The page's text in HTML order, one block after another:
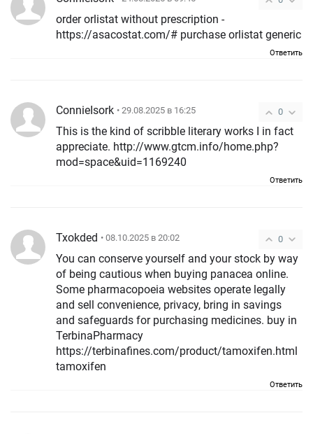
order orlistat without prescription -
https://asacostat.com/# purchase orlistat generic
Ответить
0
ConnieIsork • 29.08.2025 в 16:25
This is the kind of scribble literary works I in fact
appreciate. http://www.gtcm.info/home.php?
mod=space&uid=1169240
Ответить
0
Txokded • 08.10.2025 в 20:02
You can conserve yourself and your stock by way
of being cautious when buying panacea online.
Some pharmacopoeia websites operate legally
and sell convenience, privacy, bring in savings
and safeguards for purchasing medicines. buy in
TerbinaPharmacy
https://terbinafines.com/product/tamoxifen.html
tamoxifen
Ответить